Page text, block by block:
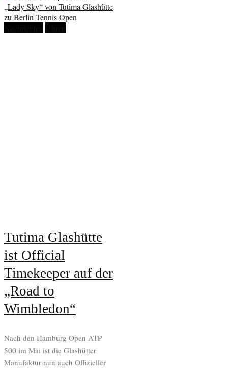
Tutima Glashütte
ist Official
Timekeeper auf der
„Road to
Wimbledon“
Nach den Hamburg Open ATP
500 im Mai ist die Glashütter
Manufaktur nun auch Offizieller